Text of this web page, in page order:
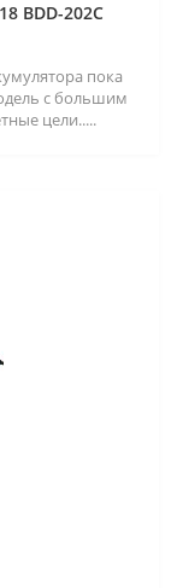
BDD-202C
пока
с большим
цели.....